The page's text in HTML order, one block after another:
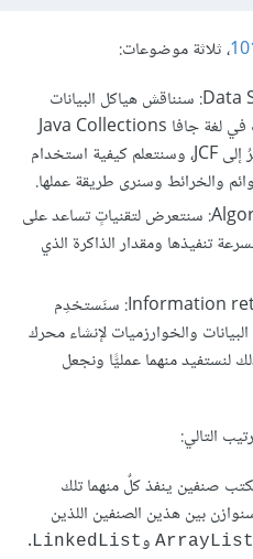
، ثلاثة موضوعات:
هياكل البيانات Data Structures: سنناقش هياكل البيانات
التي يُوفِّرها إطار التجميعات في لغة جافا Java Collections
Framework والتي تُختصرُ إلى JCF، وسنتعلم كيفية استخدام
والخرائط وسنرى طريقة عملها.
تحليل الخوارزميات ِAlgorithms: سنتعرض لتقنياتٍ تساعد على
تنفيذها ومقدار الذاكرة الذي
استرجاع المعلومات Information retrieval: سنَستخدِم
والخوارزميات لإنشاء محرك
لنستفيد منهما عمليًّا ونجعل
التالي:
صنفين ينفذ كلٌ منهما تلك
بين هذين الصنفين اللذين
ArrayList وLinkedList
.